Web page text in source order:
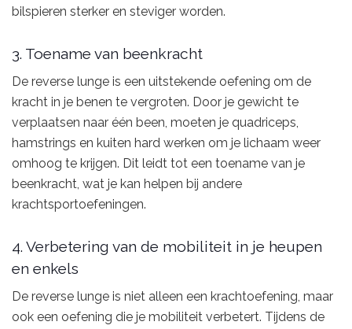
bilspieren sterker en steviger worden.
3. Toename van beenkracht
De reverse lunge is een uitstekende oefening om de
kracht in je benen te vergroten. Door je gewicht te
verplaatsen naar één been, moeten je quadriceps,
hamstrings en kuiten hard werken om je lichaam weer
omhoog te krijgen. Dit leidt tot een toename van je
beenkracht, wat je kan helpen bij andere
krachtsportoefeningen.
4. Verbetering van de mobiliteit in je heupen
en enkels
De reverse lunge is niet alleen een krachtoefening, maar
ook een oefening die je mobiliteit verbetert. Tijdens de